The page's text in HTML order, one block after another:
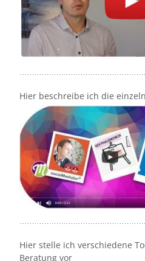
Hier beschreibe ich die
Hier stelle ich verschiedene
Beratung vor